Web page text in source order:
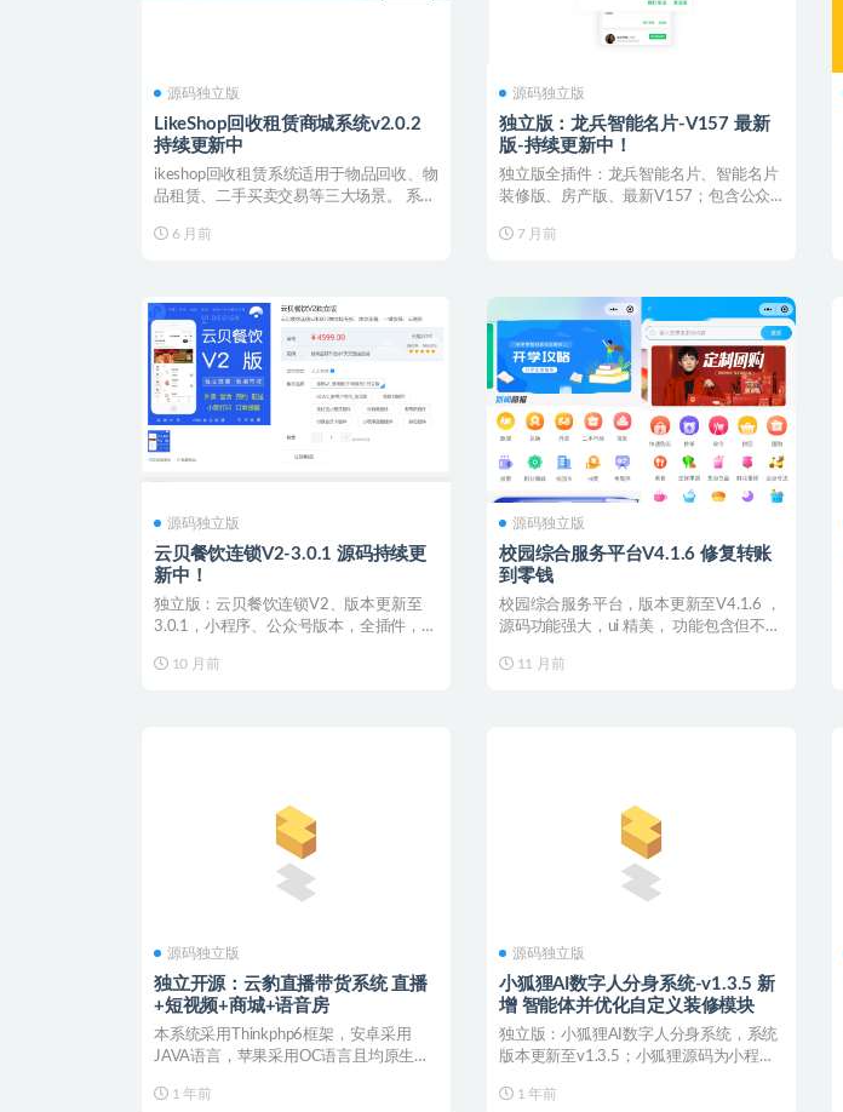
源码独立版
LikeShop回收租赁商城系统v2.0.2
持续更新中
ikeshop回收租赁系统适用于物品回收、物
品租赁、二手买卖交易等三大场景。 系统
6 月前
源码独立版
独立版：龙兵智能名片-V157 最新
版-持续更新中！
独立版全插件：龙兵智能名片、智能名片
装修版、房产版、最新V157；包含公众
7 月前
源码独立版
云贝餐饮连锁V2-3.0.1 源码持续更
新中！
独立版：云贝餐饮连锁V2、版本更新至
3.0.1，小程序、公众号版本，全插件，原
10 月前
源码独立版
校园综合服务平台V4.1.6 修复转账
到零钱
校园综合服务平台，版本更新至V4.1.6 ，
源码功能强大，ui 精美， 功能包含但不限
11 月前
源码独立版
独立开源：云豹直播带货系统 直播
+短视频+商城+语音房
本系统采用Thinkphp6框架，安卓采用
JAVA语言，苹果采用OC语言且均原生代
1 年前
源码独立版
小狐狸AI数字人分身系统-v1.3.5 新
增 智能体并优化自定义装修模块
独立版：小狐狸AI数字人分身系统，系统
版本更新至v1.3.5；小狐狸源码为小程
1 年前